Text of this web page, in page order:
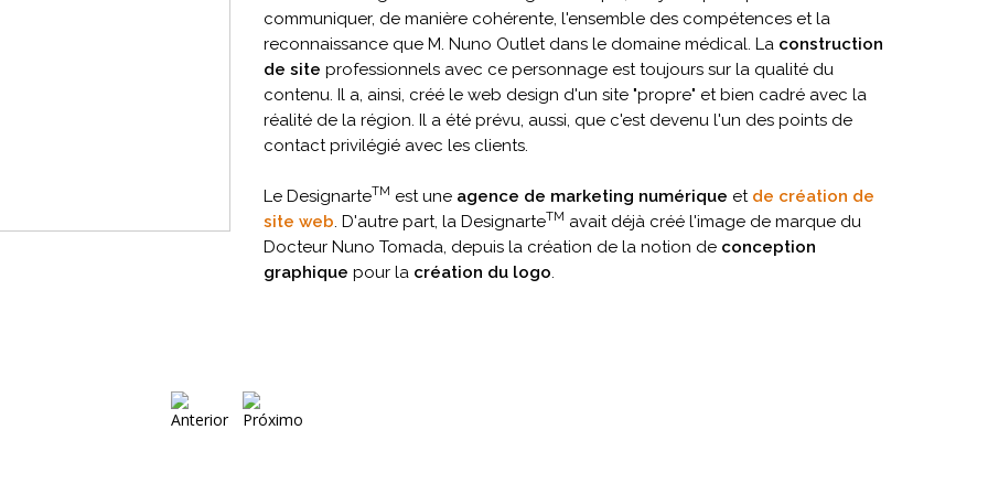
communiquer, de manière cohérente, l'ensemble des compétences et la
reconnaissance que M. Nuno Outlet dans le domaine médical. La construction
de site professionnels avec ce personnage est toujours sur la qualité du
contenu. Il a, ainsi, créé le web design d'un site "propre" et bien cadré avec la
réalité de la région. Il a été prévu, aussi, que c'est devenu l'un des points de
contact privilégié avec les clients.
Le DesignarteTM est une agence de marketing numérique et de création de
site web. D'autre part, la DesignarteTM avait déjà créé l'image de marque du
Docteur Nuno Tomada, depuis la création de la notion de conception
graphique pour la création du logo.